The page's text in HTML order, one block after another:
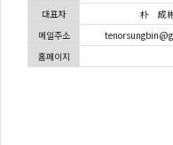
대표자
朴 成
메일주소
홈페이지